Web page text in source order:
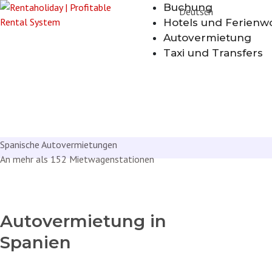
Deutsch
Buchung
Hotels und
Autovermietung
Taxi und Transfers
Spanische Autovermietungen
An mehr als 152 Mietwagenstationen
Autovermietung in
Spanien